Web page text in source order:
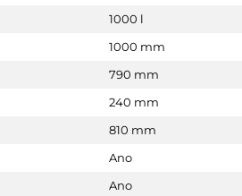
1000 l
1000 mm
790 mm
240 mm
810 mm
Ano
Ano